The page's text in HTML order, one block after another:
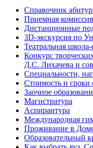
Справочник
Приемная комиссия
Дистанционные
3D-экскурсия по
Театральная школа-
Конкурс
Д.С. Лихачева и
Специальности,
Стоимость и сроки
Заочное
Магистратура
Аспирантура
Международная
Проживание в Доме
Образовательный